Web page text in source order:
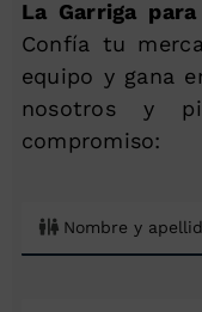
La Garriga
Confía tu
equipo y gana
nosotros y
compromiso: